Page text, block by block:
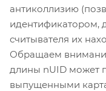
антиколлизию
идентификатором,
считывателя их
Обращаем
длины nUID может
выпущенными